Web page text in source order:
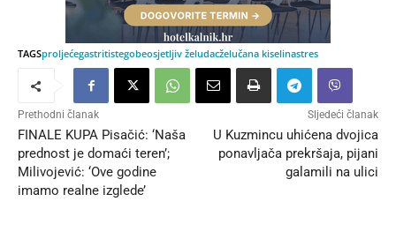
TAGSproljećegastritistegobeosjetljiv želudacželučana kiselinastres
Prethodni članak
FINALE KUPA Pisačić: ‘Naša
prednost je domaći teren’;
Milivojević: ‘Ove godine
imamo realne izglede’
Sljedeći članak
U Kuzmincu uhićena dvojica
ponavljača prekršaja, pijani
galamili na ulici